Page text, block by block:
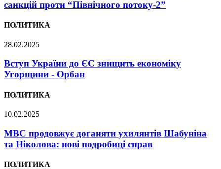
санкцій проти “Північного потоку-2”
ПОЛИТИКА
28.02.2025
Вступ України до ЄС знищить економіку
Угорщини - Орбан
ПОЛИТИКА
10.02.2025
МВС продовжує доганяти ухилянтів Шабуніна
та Ніколова: нові подробиці справ
ПОЛИТИКА